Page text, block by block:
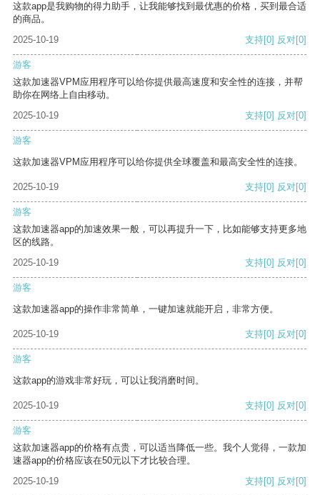
这款app是我购物的得力助手，让我能够找到最优惠的价格，买到最合适
的商品。
2025-10-19
支持[0] 反对[0]
游客
这款加速器VPM应用程序可以给你提供最高速度和安全性的连接，并帮
助你在网络上自由移动。
2025-10-19
支持[0] 反对[0]
游客
这款加速器VPM应用程序可以给你提供全球覆盖和最高安全性的连接。
2025-10-19 支持[0] 反对[0]
游客
这款加速器app的加速效果一般，可以再提升一下，比如能够支持更多地
区的线路。
2025-10-19
支持[0] 反对[0]
游客
这款加速器app的操作非常简单，一键加速就能开启，非常方便。
2025-10-19 支持[0] 反对[0]
游客
这款app的游戏非常好玩，可以让我消磨时间。
2025-10-19 支持[0] 反对[0]
游客
这款加速器app的价格有点贵，可以适当降低一些。我个人觉得，一款加
速器app的价格应该在50元以下才比较合理。
2025-10-19
支持[0] 反对[0]